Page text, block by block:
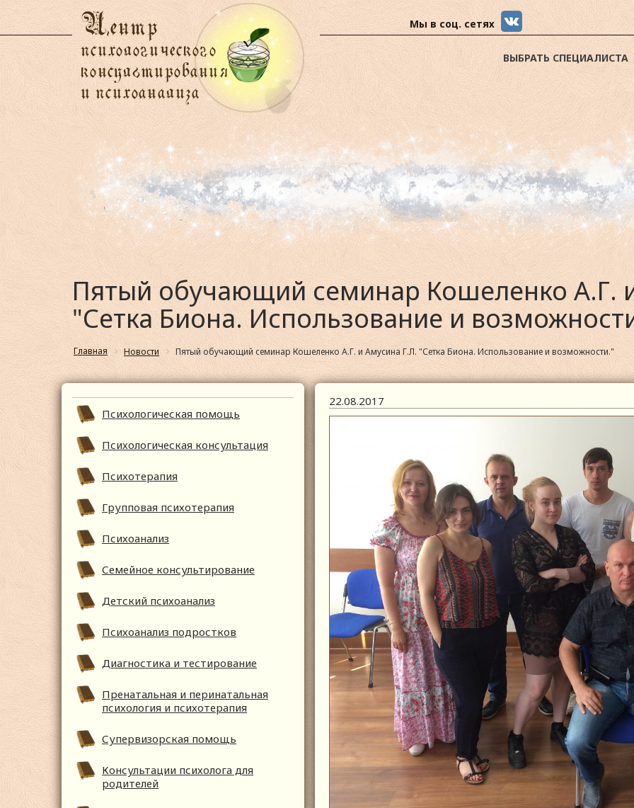
Мы в соц. сетях
ВЫБРАТЬ СПЕЦИАЛИСТА
Пятый обучающий семинар Кошеленко А.Г.
"Сетка Биона. Использование и
Главная Новости Пятый обучающий семинар Кошеленко А.Г. и Амусина Г.Л. "Сетка Биона. Использование и возможности."
Психологическая помощь
Психологическая консультация
Психотерапия
Групповая психотерапия
Психоанализ
Семейное консультирование
Детский психоанализ
Психоанализ подростков
Диагностика и тестирование
Пренатальная и перинатальная
психология и психотерапия
Супервизорская помощь
Консультации психолога для
родителей
22.08.2017